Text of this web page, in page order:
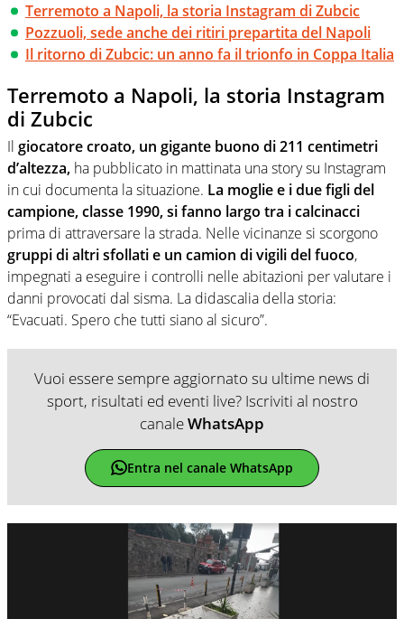
Terremoto a Napoli, la storia Instagram di Zubcic
Pozzuoli, sede anche dei ritiri prepartita del Napoli
Il ritorno di Zubcic: un anno fa il trionfo in Coppa Italia
Terremoto a Napoli, la storia Instagram
di Zubcic
Il giocatore croato, un gigante buono di 211 centimetri
d’altezza, ha pubblicato in mattinata una story su Instagram
in cui documenta la situazione. La moglie e i due figli del
campione, classe 1990, si fanno largo tra i calcinacci
prima di attraversare la strada. Nelle vicinanze si scorgono
gruppi di altri sfollati e un camion di vigili del fuoco,
impegnati a eseguire i controlli nelle abitazioni per valutare i
danni provocati dal sisma. La didascalia della storia:
“Evacuati. Spero che tutti siano al sicuro”.
Vuoi essere sempre aggiornato su ultime news di
sport, risultati ed eventi live? Iscriviti al nostro
canaleWhatsApp
Entra nel canale WhatsApp